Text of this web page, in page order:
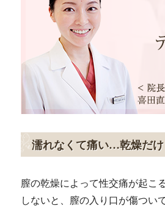
濡れなくて痛い…乾燥だ
膣の乾燥によって性交痛が起こ
しないと、膣の入り口が傷つい